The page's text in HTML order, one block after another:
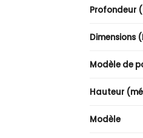
Profondeur
Dimensions
Modèle de
Hauteur
Modèle